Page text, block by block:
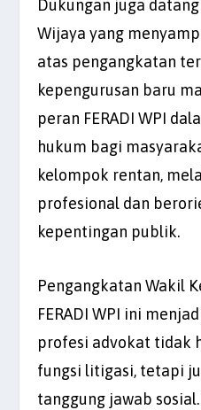
Dukungan juga
Wijaya yang
atas pengangkatan
kepengurusan baru
peran FERADI WPI
hukum bagi
kelompok rentan,
profesional dan
kepentingan publik.
Pengangkatan Wakil
FERADI WPI ini
profesi advokat tidak
fungsi litigasi, tetapi
tanggung jawab